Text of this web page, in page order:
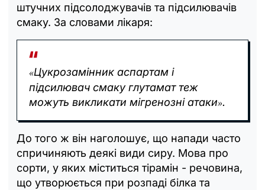
штучних підсолоджувачів та підсилювачів
смаку. За словами лікаря:
«Цукрозамінник аспартам і
підсилювач смаку глутамат теж
можуть викликати мігренозні атаки».
До того ж він наголошує, що напади часто
спричиняють деякі види сиру. Мова про
сорти, у яких міститься тірамін - речовина,
що утворюється при розпаді білка та